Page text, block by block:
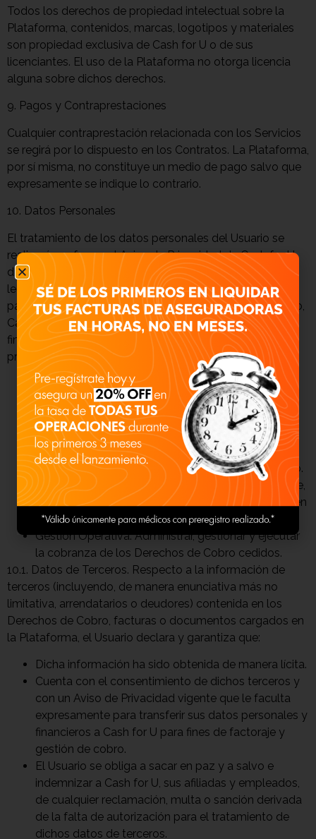
Todos los derechos de propiedad intelectual sobre la
Plataforma, contenidos, marcas, logotipos y materiales
son propiedad exclusiva de Cash for U o de sus
licenciantes. El uso de la Plataforma no otorga licencia
alguna sobre dichos derechos.
9. Pagos y Contraprestaciones
Cualquier contraprestación relacionada con los Servicios
se regirá por lo dispuesto en los Contratos. La Plataforma,
por sí misma, no constituye un medio de pago salvo que
expresamente se indique lo contrario.
10. Datos Personales
El tratamiento de los datos personales del Usuario se
realizará conforme al Aviso de Privacidad de Cash for U,
disponible en la Plataforma, y de conformidad con la
legislación aplicable. El Usuario reconoce y acepta que,
para la prestación de los Servicios de factoraje financiero,
Cash for U recabará y tratará datos personales,
financieros y patrimoniales con las siguientes finalidades
primarias:
Identificación y Conocimiento del Cliente (KYC):
Cumplir con las obligaciones de identificación y
expedientes de cliente conforme a la normativa
aplicable a las SOFOM, E.N.R.
Evaluación Crediticia: Analizar la viabilidad de la
adquisición o descuento de los Derechos de Cobro.
Prevención de Ilícitos: Prevenir conductas de fraude,
suplantación de identidad y cumplir con las leyes en
materia de prevención de lavado de dinero.
Gestión Operativa: Administrar, gestionar y ejecutar
la cobranza de los Derechos de Cobro cedidos.
10.1. Datos de Terceros. Respecto a la información de
terceros (incluyendo, de manera enunciativa más no
limitativa, arrendatarios o deudores) contenida en los
Derechos de Cobro, facturas o documentos cargados en
la Plataforma, el Usuario declara y garantiza que:
Dicha información ha sido obtenida de manera lícita.
Cuenta con el consentimiento de dichos terceros y
con un Aviso de Privacidad vigente que le faculta
expresamente para transferir sus datos personales y
financieros a Cash for U para fines de factoraje y
gestión de cobro.
El Usuario se obliga a sacar en paz y a salvo e
indemnizar a Cash for U, sus afiliadas y empleados,
de cualquier reclamación, multa o sanción derivada
de la falta de autorización para el tratamiento de
dichos datos de terceros.